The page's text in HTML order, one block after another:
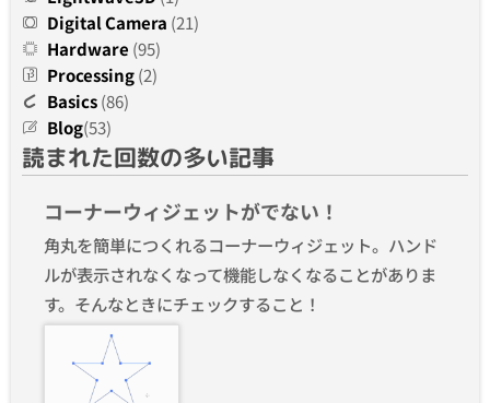
Digital Camera (21)
Hardware (95)
Processing(2)
Basics(86)
Blog(53)
読まれた回数の多い記事
コーナーウィジェットがでない！
角丸を簡単につくれるコーナーウィジェット。ハンド
ルが表示されなくなって機能しなくなることがありま
す。そんなときにチェックすること！